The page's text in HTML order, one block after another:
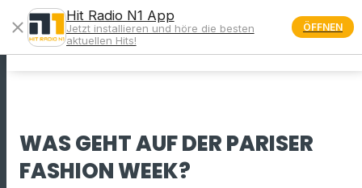
menu
WAS GEHT AUF DER PARISER
FASHION WEEK?
close
Hit Radio N1 App
Jetzt installieren und höre die besten
aktuellen Hits!
ÖFFNEN